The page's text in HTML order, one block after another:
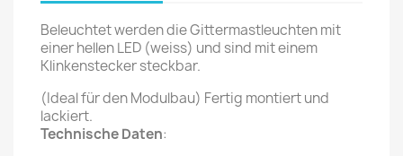
Beleuchtet werden die Gittermastleuchten mit
einer hellen LED (weiss) und sind mit einem
Klinkenstecker steckbar.
(Ideal für den Modulbau) Fertig montiert und
lackiert.
Technische Daten: